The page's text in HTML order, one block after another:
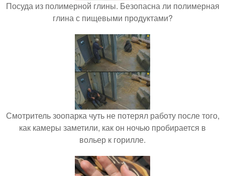
Посуда из полимерной глины. Безопасна ли полимерная
глина с пищевыми продуктами?
Смотритель зоопарка чуть не потерял работу после того,
как камеры заметили, как он ночью пробирается в
вольер к горилле.